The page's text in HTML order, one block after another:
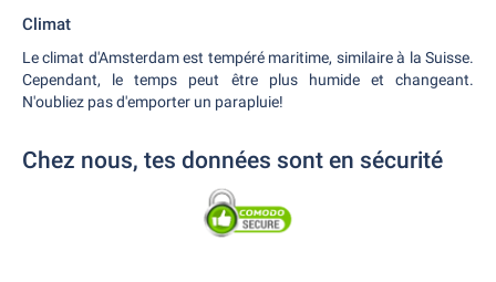
Climat
Le climat d'Amsterdam est tempéré maritime, similaire à la Suisse.
Cependant, le temps peut être plus humide et changeant.
N'oubliez pas d'emporter un parapluie!
Chez nous, tes données sont en sécurité